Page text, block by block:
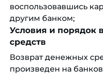
воспользовавшись
другим банком;
Условия и порядок
средств
Возврат денежных
произведен на